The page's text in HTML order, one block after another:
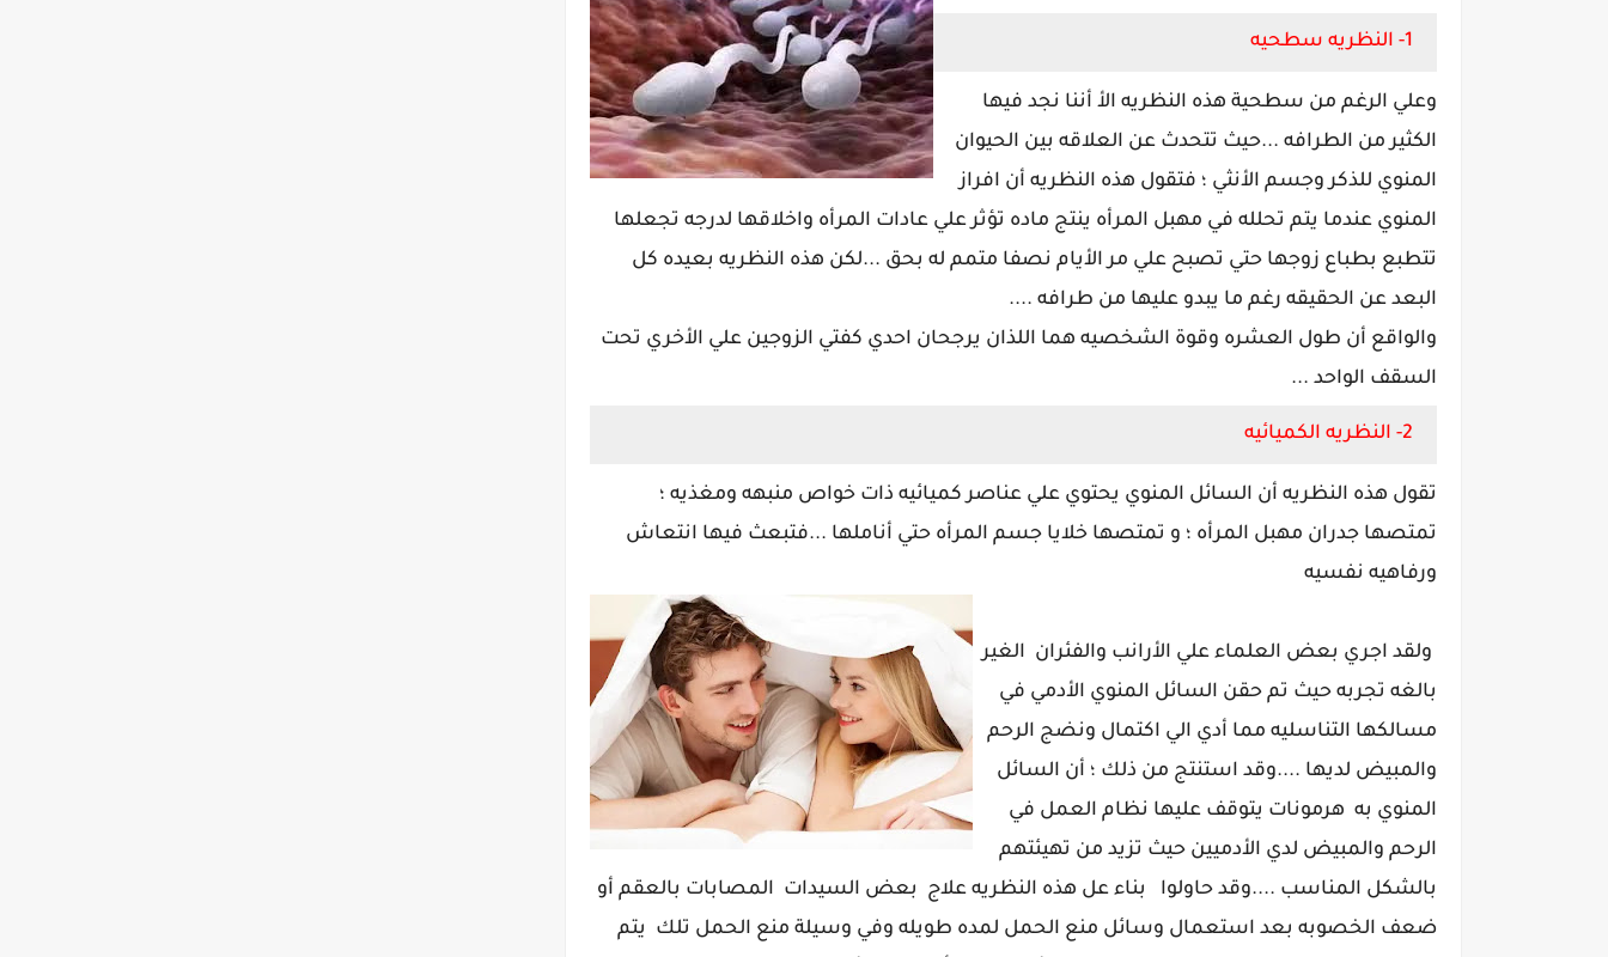
1- النظريه سطحيه
وعلي الرغم من سطحية هذه النظريه الأ أننا نجد فيها
الكثير من الطرافه ...حيث تتحدث عن العلاقه بين الحيوان
المنوي للذكر وجسم الأنثي ؛ فتقول هذه النظريه أن افراز
المنوي عندما يتم تحلله في مهبل المرأه ينتج ماده تؤثر علي عادات المرأه واخلاقها لدرجه تجعلها
تتطبع بطباع زوجها حتي تصبح علي مر الأيام نصفا متمم له بحق ...لكن هذه النظريه بعيده كل
البعد عن الحقيقه رغم ما يبدو عليها من طرافه ....
والواقع أن طول العشره وقوة الشخصيه هما اللذان يرجحان احدي كفتي الزوجين علي الأخري تحت
السقف الواحد ...
2- النظريه الكميائيه
تقول هذه النظريه أن السائل المنوي يحتوي علي عناصر كميائيه ذات خواص منبهه ومغذيه ؛
تمتصها جدران مهبل المرأه ؛ و تمتصها خلايا جسم المرأه حتي أناملها ...فتبعث فيها انتعاش
ورفاهيه نفسيه
ولقد اجري بعض العلماء علي الأرانب والفئران الغير
بالغه تجربه حيث تم حقن السائل المنوي الأدمي في
مسالكها التناسليه مما أدي الي اكتمال ونضج الرحم
والمبيض لديها ....وقد استنتج من ذلك ؛ أن السائل
المنوي به هرمونات يتوقف عليها نظام العمل في
الرحم والمبيض لدي الأدميين حيث تزيد من تهيئتهم
بالشكل المناسب ....وقد حاولوا بناء عل هذه النظريه علاج بعض السيدات المصابات بالعقم أو
ضعف الخصوبه بعد استعمال وسائل منع الحمل لمده طويله وفي وسيلة منع الحمل تلك يتم